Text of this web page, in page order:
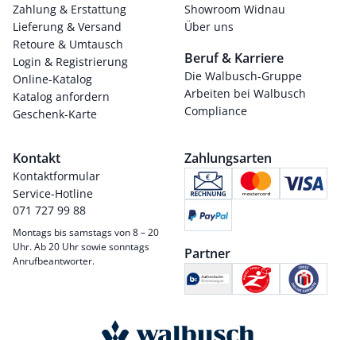
Zahlung & Erstattung
Lieferung & Versand
Retoure & Umtausch
Login & Registrierung
Online-Katalog
Katalog anfordern
Geschenk-Karte
Showroom Widnau
Über uns
Beruf & Karriere
Die Walbusch-Gruppe
Arbeiten bei Walbusch
Compliance
Kontakt
Kontaktformular
Service-Hotline
071 727 99 88
Montags bis samstags von 8 – 20
Uhr. Ab 20 Uhr sowie sonntags
Anrufbeantworter.
Zahlungsarten
Partner